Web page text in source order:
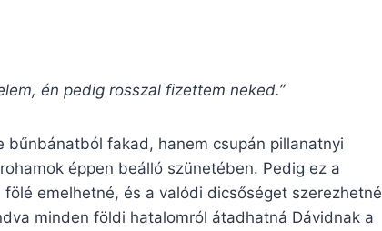
én pedig rosszal fizettem neked.”
bűnbánatból fakad, hanem csupán pillanatnyi
éppen beálló szünetében. Pedig ez a
emelhetné, és a valódi dicsőséget szerezhetné
minden földi hatalomról átadhatná Dávidnak a